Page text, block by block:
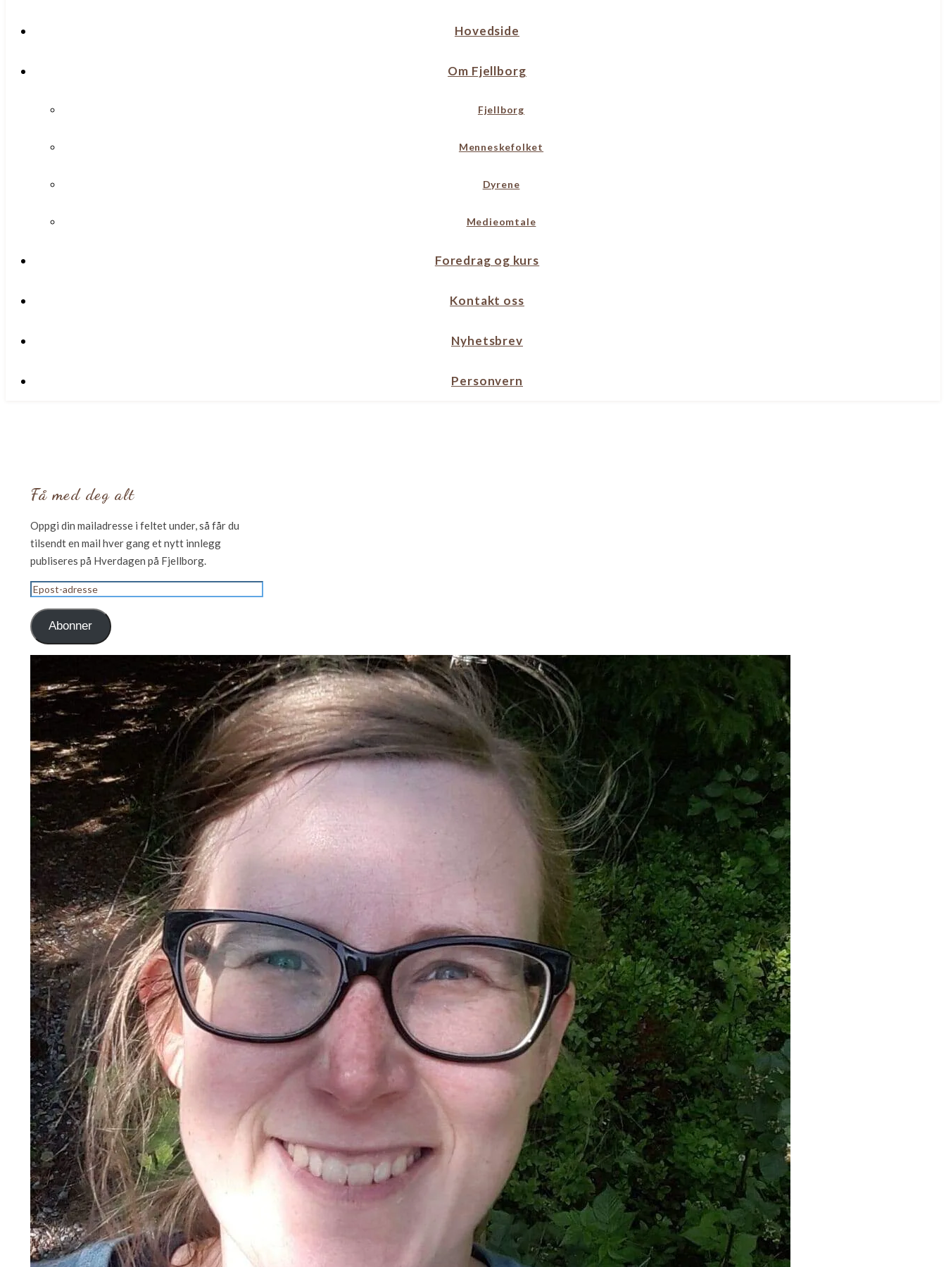
Hovedside
Om Fjellborg
Fjellborg
Menneskefolket
Dyrene
Medieomtale
Foredrag og kurs
Kontakt oss
Nyhetsbrev
Personvern
Få med deg alt
Oppgi din mailadresse i feltet under, så får du
tilsendt en mail hver gang et nytt innlegg
publiseres på Hverdagen på Fjellborg.
Epost-
adresse
Abonner